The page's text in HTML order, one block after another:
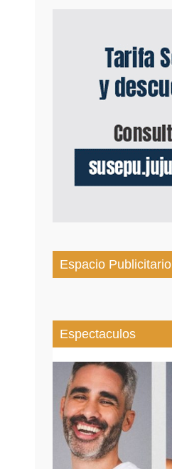
Espacio Publicitario
Espectaculos